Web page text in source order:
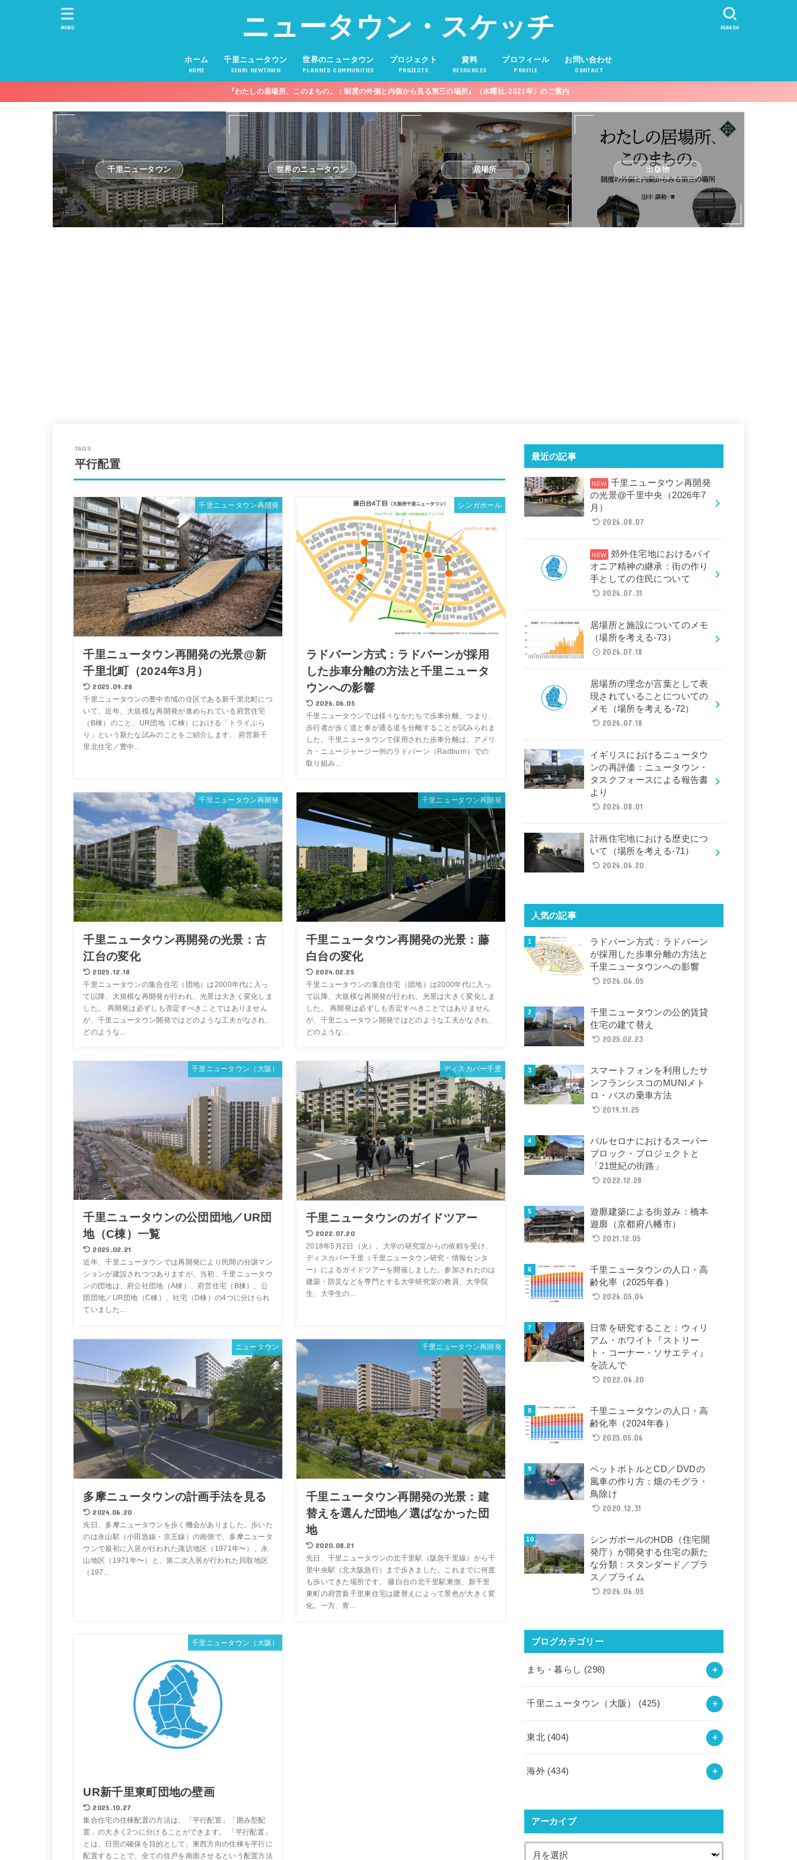
ニュータウン・スケッチ
ホーム
HOME
千里ニュータウン
SENRI NEWTOWN
世界のニュータウン
PLANNED COMMUNITIES
プロジェクト
PROJECTS
資料
RESOURCES
プロフィール
PROFILE
お問い合わせ
CONTACT
SEARCH
MENU
『わたしの居場所、このまちの。：制度の外側と内側から見る第三の場所』（水曜社, 2021年）のご案内
千里ニュータウン 世界のニュータウン 居場所 出版物
平行配置
千里ニュータウン再開発
千里ニュータウン再開発の光景@新
千里北町（2024年3月）
2025.09.28
千里ニュータウンの豊中市域の住区である新千里北町につ
いて、近年、大規模な再開発が進められている府営住宅
（B棟）のこと、UR団地（C棟）における「トライぶら
り」という新たな試みのことをご紹介します。 府営新千
里北住宅／豊中...
シンガポール
ラドバーン方式：ラドバーンが採用
した歩車分離の方法と千里ニュータ
ウンへの影響
2026.06.05
千里ニュータウンでは様々なかたちで歩車分離、つまり、
歩行者が歩く道と車が通る道を分離することが試みられま
した。千里ニュータウンで採用された歩車分離は、アメリ
カ・ニュージャージー州のラドバーン（Radburn）での
取り組み...
千里ニュータウン再開発
千里ニュータウン再開発の光景：古
江台の変化
2025.12.18
千里ニュータウンの集合住宅（団地）は2000年代に入っ
て以降、大規模な再開発が行われ、光景は大きく変化しま
した。 再開発は必ずしも否定すべきことではありません
が、千里ニュータウン開発ではどのような工夫がなされ、
どのような...
千里ニュータウン再開発
千里ニュータウン再開発の光景：藤
白台の変化
2024.02.25
千里ニュータウンの集合住宅（団地）は2000年代に入っ
て以降、大規模な再開発が行われ、光景は大きく変化しま
した。 再開発は必ずしも否定すべきことではありません
が、千里ニュータウン開発ではどのような工夫がなされ、
どのような...
千里ニュータウン（大阪）
千里ニュータウンの公団団地／UR団
地（C棟）一覧
2025.02.21
近年、千里ニュータウンでは再開発により民間の分譲マン
ションが建設されつつありますが、当初、千里ニュータウ
ンの団地は、府公社団地（A棟）、府営住宅（B棟）、公
団団地／UR団地（C棟）、社宅（D棟）の4つに分けられ
ていました...
ディスカバー千里
千里ニュータウンのガイドツアー
2022.07.20
2018年5月2日（火）、大学の研究室からの依頼を受け、
ディスカバー千里（千里ニュータウン研究・情報センタ
ー）によるガイドツアーを開催しました。参加されたのは
建築・防災などを専門とする大学研究室の教員、大学院
生、大学生の...
ニュータウン
多摩ニュータウンの計画手法を見る
2024.06.20
先日、多摩ニュータウンを歩く機会がありました。歩いた
のは永山駅（小田急線・京王線）の南側で、多摩ニュータ
ウンで最初に入居が行われた諏訪地区（1971年〜）、永
山地区（1971年〜）と、第二次入居が行われた貝取地区
（197...
千里ニュータウン再開発
千里ニュータウン再開発の光景：建
替えを選んだ団地／選ばなかった団
地
2020.08.21
先日、千里ニュータウンの北千里駅（阪急千里線）から千
里中央駅（北大阪急行）まで歩きました。これまでに何度
も歩いてきた場所です。 藤白台の北千里駅東側、新千里
東町の府営新千里東住宅は建替えによって景色が大きく変
化。一方、青...
千里ニュータウン（大阪）
UR新千里東町団地の壁画
2025.10.27
集合住宅の住棟配置の方法は、「平行配置」「囲み型配
置」の大きく2つに分けることができます。 「平行配置」
とは、日照の確保を目的として、東西方向の住棟を平行に
配置することで、全ての住戸を南面させるという配置方法
最近の記事
千里ニュータウン再開発
の光景@千里中央（2026年7
月）
2026.08.07
郊外住宅地におけるパイ
オニア精神の継承：街の作り
手としての住民について
2026.07.31
居場所と施設についてのメモ
（場所を考える-73）
2026.07.18
居場所の理念が言葉として表
現されていることについての
メモ（場所を考える-72）
2026.07.18
イギリスにおけるニュータウ
ンの再評価：ニュータウン・
タスクフォースによる報告書
より
2026.08.01
計画住宅地における歴史につ
いて（場所を考える-71）
2026.06.20
人気の記事
ラドバーン方式：ラドバーン
が採用した歩車分離の方法と
千里ニュータウンへの影響
2026.06.05
千里ニュータウンの公的賃貸
住宅の建て替え
2025.02.23
スマートフォンを利用したサ
ンフランシスコのMUNIメト
ロ・バスの乗車方法
2019.11.25
バルセロナにおけるスーパー
ブロック・プロジェクトと
「21世紀の街路」
2022.12.28
遊廓建築による街並み：橋本
遊廓（京都府八幡市）
2021.12.05
千里ニュータウンの人口・高
齢化率（2025年春）
2026.05.04
日常を研究すること：ウィリ
アム・ホワイト『ストリー
ト・コーナー・ソサエティ』
を読んで
2022.06.20
千里ニュータウンの人口・高
齢化率（2024年春）
2025.05.06
ペットボトルとCD／DVDの
風車の作り方：畑のモグラ・
鳥除け
2020.12.31
シンガポールのHDB（住宅開
発庁）が開発する住宅の新た
な分類：スタンダード／プラ
ス／プライム
2026.06.05
ブログカテゴリー
まち・暮らし (298)
千里ニュータウン（大阪） (425)
東北 (404)
海外 (434)
アーカイブ